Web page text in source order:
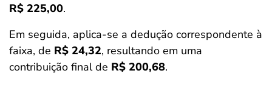
R$ 225,00.
Em seguida, aplica-se a dedução correspondente à
faixa, de R$ 24,32, resultando em uma
contribuição final de R$ 200,68.